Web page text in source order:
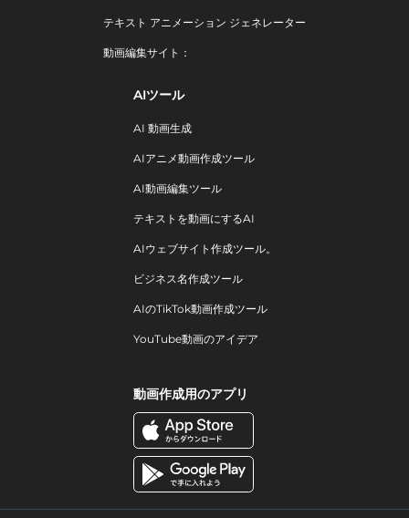
テキスト アニメーション ジェネレーター
動画編集サイト：
AIツール
AI 動画生成
AIアニメ動画作成ツール
AI動画編集ツール
テキストを動画にするAI
AIウェブサイト作成ツール。
ビジネス名作成ツール
AIのTikTok動画作成ツール
YouTube動画のアイデア
動画作成用のアプリ